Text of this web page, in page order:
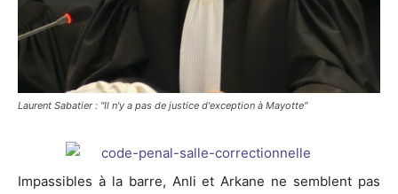
Laurent Sabatier : "Il n'y a pas de justice d'exception à Mayotte"
Impassibles à la barre, Anli et Arkane ne semblent pas